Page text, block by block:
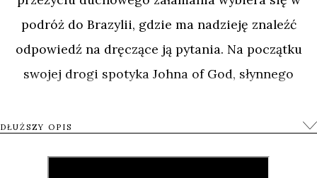
podróż do Brazylii, gdzie ma nadzieję znaleźć
odpowiedź na dręczące ją pytania. Na początku
swojej drogi spotyka Johna of God, słynnego
operacji jedynie przy użyciu małego skalpela.
DŁUŻSZY OPIS